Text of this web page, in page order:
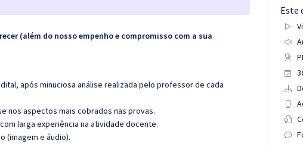
(além do nosso empenho e compromisso com a sua
após minuciosa análise realizada pelo professor de cada
nos aspectos mais cobrados nas provas.
larga experiência na atividade docente.
(imagem e áudio).
Este